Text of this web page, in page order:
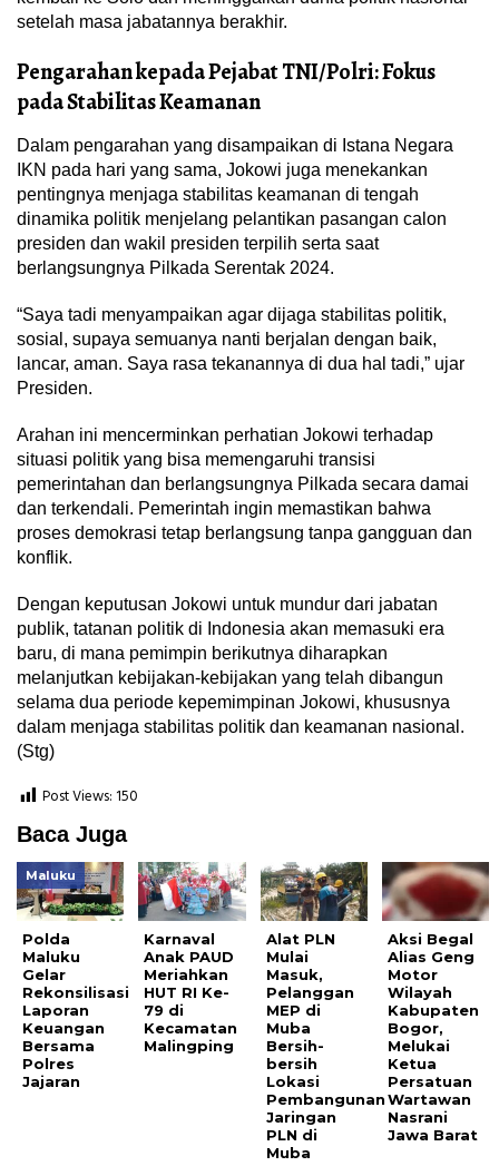
setelah masa jabatannya berakhir.
Pengarahan kepada Pejabat TNI/Polri: Fokus
pada Stabilitas Keamanan
Dalam pengarahan yang disampaikan di Istana Negara
IKN pada hari yang sama, Jokowi juga menekankan
pentingnya menjaga stabilitas keamanan di tengah
dinamika politik menjelang pelantikan pasangan calon
presiden dan wakil presiden terpilih serta saat
berlangsungnya Pilkada Serentak 2024.
“Saya tadi menyampaikan agar dijaga stabilitas politik,
sosial, supaya semuanya nanti berjalan dengan baik,
lancar, aman. Saya rasa tekanannya di dua hal tadi,” ujar
Presiden.
Arahan ini mencerminkan perhatian Jokowi terhadap
situasi politik yang bisa memengaruhi transisi
pemerintahan dan berlangsungnya Pilkada secara damai
dan terkendali. Pemerintah ingin memastikan bahwa
proses demokrasi tetap berlangsung tanpa gangguan dan
konflik.
Dengan keputusan Jokowi untuk mundur dari jabatan
publik, tatanan politik di Indonesia akan memasuki era
baru, di mana pemimpin berikutnya diharapkan
melanjutkan kebijakan-kebijakan yang telah dibangun
selama dua periode kepemimpinan Jokowi, khususnya
dalam menjaga stabilitas politik dan keamanan nasional.
(Stg)
Post Views: 150
Baca Juga
Maluku
Polda
Maluku
Gelar
Rekonsilisasi
Laporan
Keuangan
Bersama
Polres
Jajaran
Karnaval
Anak PAUD
Meriahkan
HUT RI Ke-
79 di
Kecamatan
Malingping
Alat PLN
Mulai
Masuk,
Pelanggan
MEP di
Muba
Bersih-
bersih
Lokasi
Pembangunan
Jaringan
PLN di
Muba
Aksi Begal
Alias Geng
Motor
Wilayah
Kabupaten
Bogor,
Melukai
Ketua
Persatuan
Wartawan
Nasrani
Jawa Barat